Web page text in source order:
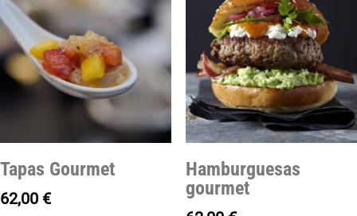
Tapas Gourmet
62,00 €
Hamburguesas
gourmet